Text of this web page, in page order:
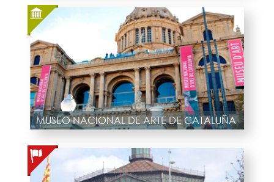
MUSEO NACIONAL DE ARTE DE CATALUÑA